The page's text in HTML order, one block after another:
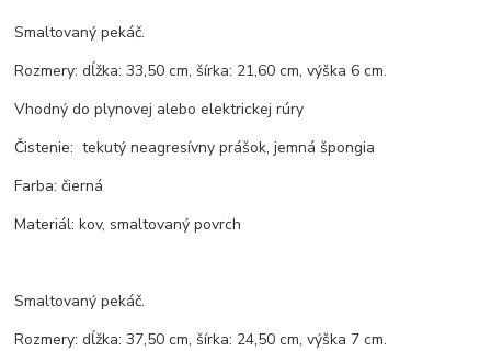
Smaltovaný pekáč.
Rozmery: dĺžka: 33,50 cm, šírka: 21,60 cm, výška 6 cm.
Vhodný do plynovej alebo elektrickej rúry
Čistenie: tekutý neagresívny prášok, jemná špongia
Farba: čierná
Materiál: kov, smaltovaný povrch
Smaltovaný pekáč.
Rozmery: dĺžka: 37,50 cm, šírka: 24,50 cm, výška 7 cm.